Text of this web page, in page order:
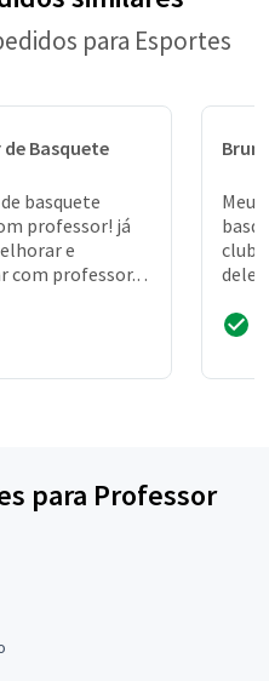
para Esportes
Basquete
basquete
professor! já
e
com professor.
Meu
club
dele
para Professor